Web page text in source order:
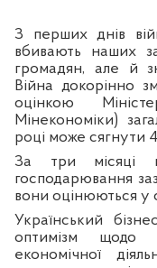
З перших днів
вбивають наших
громадян, але й
Війна докорінно
оцінкою
Мінекономіки)
році може сягнути
За три місяці
господарювання
вони оцінюються у
Український
оптимізм щодо
економічної